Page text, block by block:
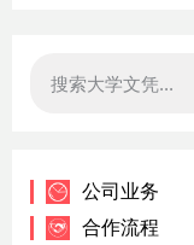
公司业务
合作流程